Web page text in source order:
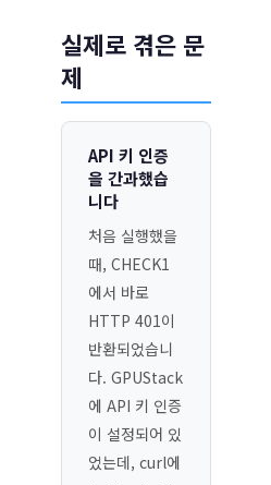
실제로 겪은 문
제
API 키 인증
을 간과했습
니다
처음 실행했을
때, CHECK1
에서 바로
HTTP 401이
반환되었습니
다. GPUStack
에 API 키 인증
이 설정되어 있
었는데, curl에